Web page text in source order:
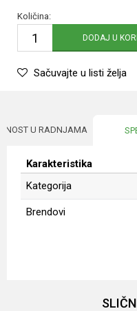
Količina:
DODAJ U
Sačuvajte u listi želja
U RADNJAMA
Karakteristika
Kategorija
Brendovi